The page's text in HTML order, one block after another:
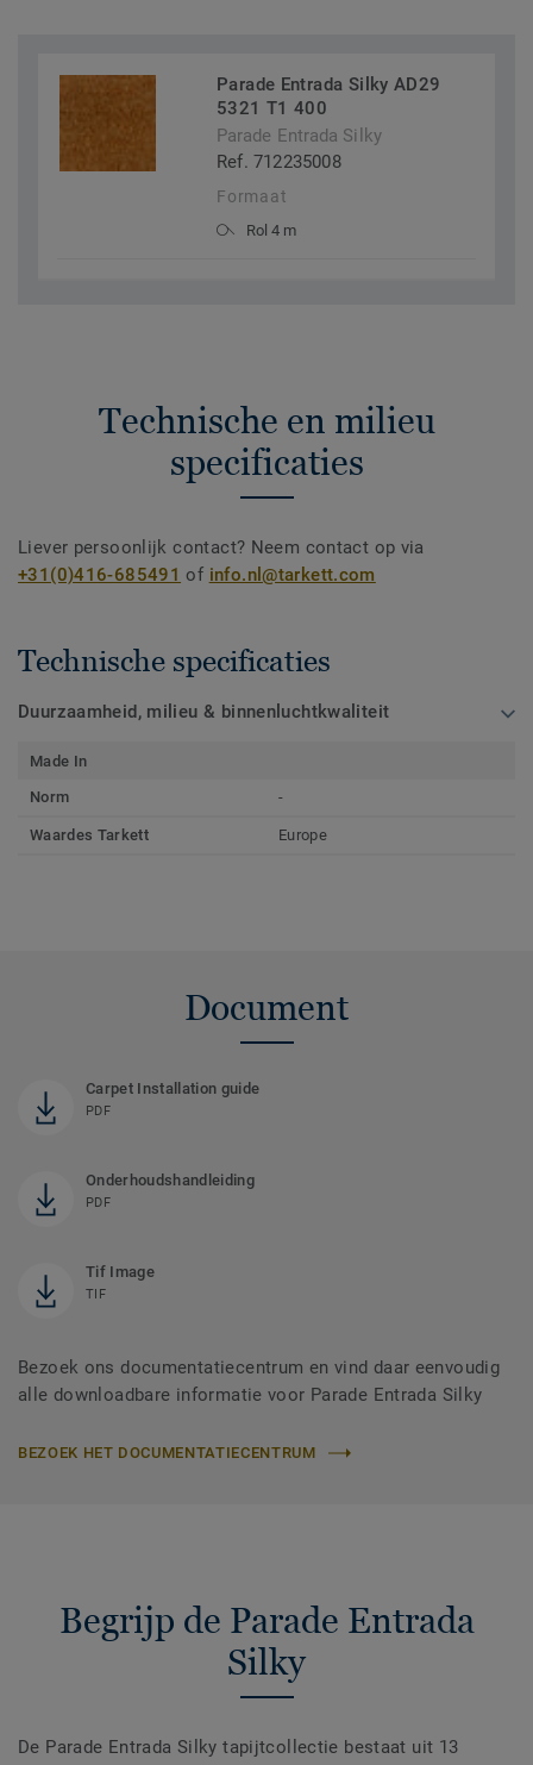
Parade Entrada Silky AD29
5321 T1 400
Parade Entrada Silky
Ref. 712235008
Formaat
Rol 4 m
Technische en milieu
specificaties
Liever persoonlijk contact? Neem contact op via
+31(0)416-685491 of info.nl@tarkett.com
Technische specificaties
Duurzaamheid, milieu & binnenluchtkwaliteit
Made In
Norm
-
Waardes Tarkett Europe
Document
Carpet Installation guide
PDF
Onderhoudshandleiding
PDF
Tif Image
TIF
Bezoek ons documentatiecentrum en vind daar eenvoudig
alle downloadbare informatie voor Parade Entrada Silky
BEZOEK HET DOCUMENTATIECENTRUM
Begrijp de Parade Entrada
Silky
De Parade Entrada Silky tapijtcollectie bestaat uit 13